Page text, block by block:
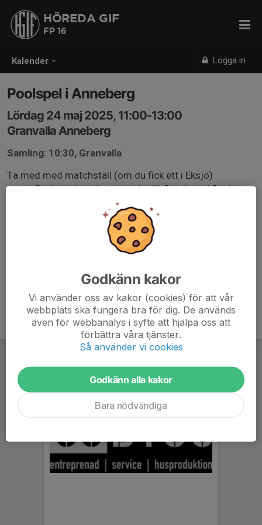
Kalender Logga in
HÖREDA GIF
FP 16
Poolspel i Anneberg
Lördag 24 maj 2025, 11:00-13:00
Granvalla Anneberg
Samling: 10:30, Granvalla
Ta med med matchställ (om du fick ett i Eksjö)
vattenflaska och ombyte om du vill. Det är ca 15 minuter
mellan matcherna så man hinner äta så ta med något
Godkänn kakor
Vi använder oss av kakor (cookies) för att vår
webbplats ska fungera bra för dig. De används
även för webbanalys i syfte att hjälpa oss att
förbättra våra tjänster.
Så använder vi cookies
Godkänn alla kakor
Bara nödvändiga